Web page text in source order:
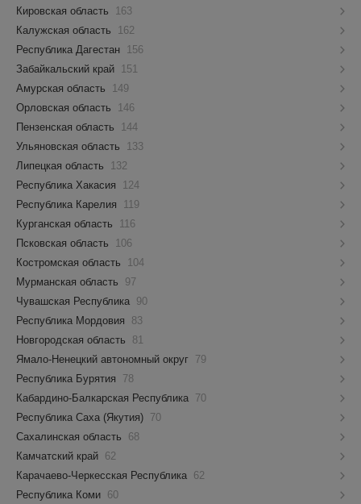
Кировская область
163
Калужская область
162
Республика Дагестан 156
Забайкальский край 151
Амурская область
149
Орловская область
146
Пензенская область
144
Ульяновская область
133
Липецкая область
132
Республика Хакасия
124
Республика Карелия
119
Курганская область
116
Псковская область
106
Костромская область
104
Мурманская область
97
Чувашская Республика 90
Республика Мордовия
83
Новгородская область
81
Ямало-Ненецкий автономный округ 79
Республика Бурятия
78
Кабардино-Балкарская Республика 70
Республика Саха (Якутия) 70
Сахалинская область
68
Камчатский край 62
Карачаево-Черкесская Республика 62
Республика Коми 60